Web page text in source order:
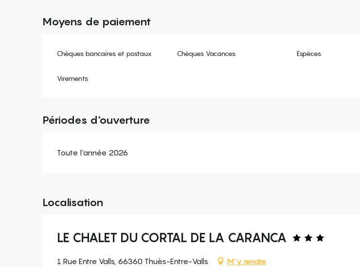
Moyens de paiement
Chèques bancaires et postaux Chèques Vacances Espèces
Virements
Périodes d'ouverture
Toute l'année 2026
Localisation
LE CHALET DU CORTAL DE LA CARANCA
1 Rue Entre Valls, 66360 Thuès-Entre-Valls M'y rendre